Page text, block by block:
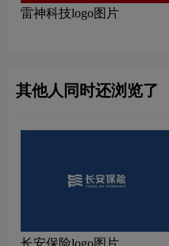
雷神科技logo图片
其他人同时还浏览了